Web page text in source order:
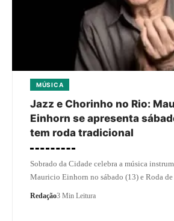
MÚSICA
Jazz e Chorinho no Rio:
Einhorn se apresenta
tem roda tradicional
Sobrado da Cidade celebra a música
Mauricio Einhorn no sábado (13) e Roda
Redação3 Min Leitura